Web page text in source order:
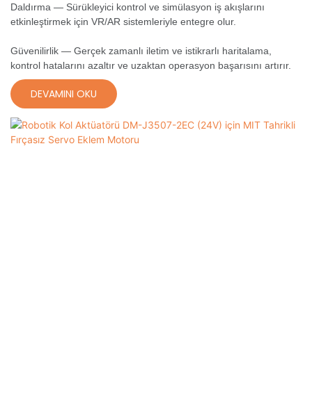
Daldırma — Sürükleyici kontrol ve simülasyon iş akışlarını
etkinleştirmek için VR/AR sistemleriyle entegre olur.
Güvenilirlik — Gerçek zamanlı iletim ve istikrarlı haritalama,
kontrol hatalarını azaltır ve uzaktan operasyon başarısını artırır.
DEVAMINI OKU